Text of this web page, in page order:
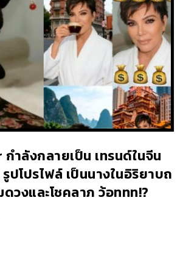
ำลังกลายเป็น เทรนด์ในจีน
ปโปรไฟล์ เป็นนางในอิริยาบถ
วงและโชคลาภ ว้อททท!?